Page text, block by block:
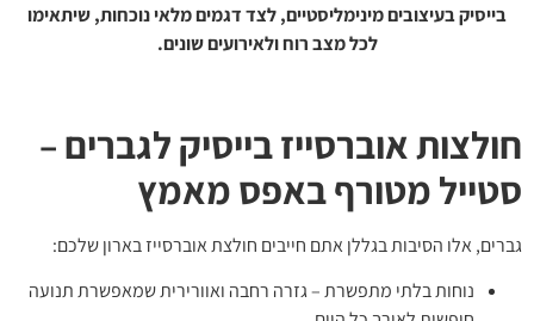
בייסיק בעיצובים מינימליסטיים, לצד דגמים מלאי נוכחות, שיתאימו
לכל מצב רוח ולאירועים שונים.
חולצות אוברסייז בייסיק לגברים –
סטייל מטורף באפס מאמץ
גברים, אלו הסיבות בגללן אתם חייבים חולצת אוברסייז בארון שלכם:
נוחות בלתי מתפשרת – גזרה רחבה ואוורירית שמאפשרת תנועה